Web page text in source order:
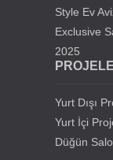
Samsun
İstanbul
Mersin
Style Ev
Exclusive
2025
Yurt Dışı
Yurt İçi
Düğün